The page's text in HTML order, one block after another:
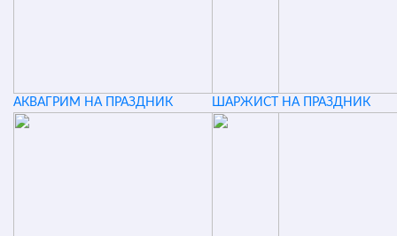
АКВАГРИМ НА ПРАЗДНИК ШАРЖИСТ НА ПРАЗДНИК